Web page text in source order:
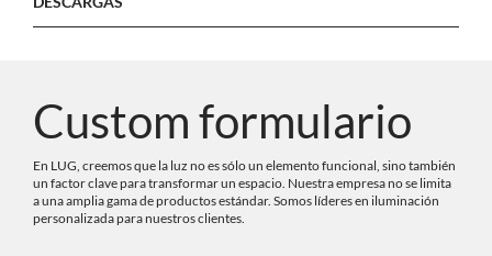
Custom formulario
En LUG, creemos que la luz no es sólo un elemento funcional, sino también
un factor clave para transformar un espacio. Nuestra empresa no se limita
a una amplia gama de productos estándar. Somos líderes en iluminación
personalizada para nuestros clientes.